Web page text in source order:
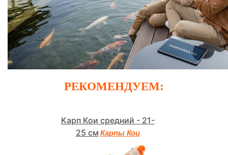
РЕКОМЕНДУЕМ:
Карп Кои средний - 21-
25 см Карпы Кои